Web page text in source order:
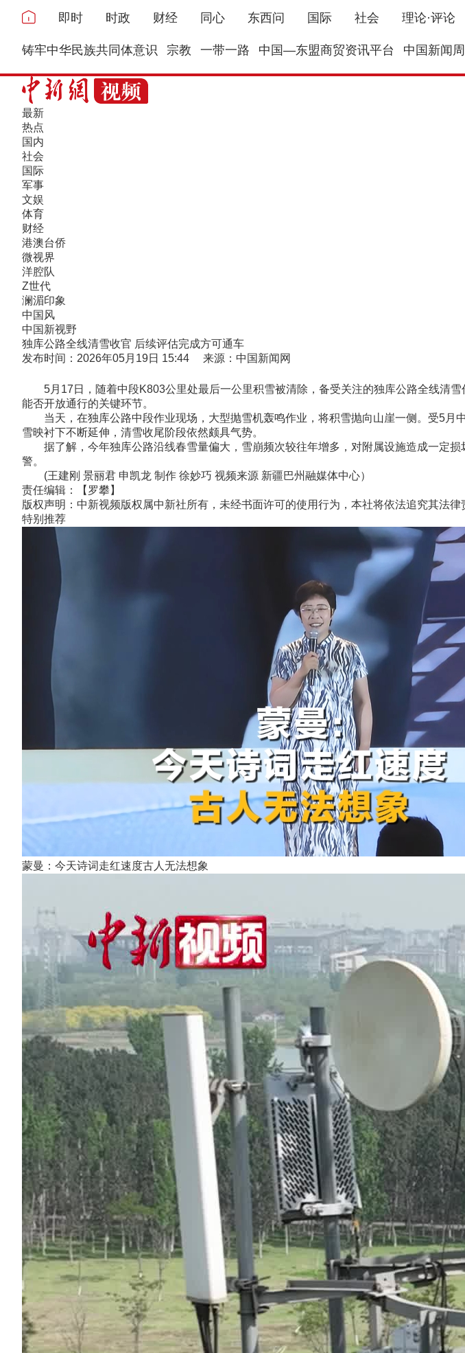
即时 时政 财经 同心 东西问 国际 社会 理论·评论
铸牢中华民族共同体意识 宗教 一带一路 中国—东盟商贸资讯平台 中国新闻周
最新
热点
国内
社会
国际
军事
文娱
体育
财经
港澳台侨
微视界
洋腔队
Z世代
澜湄印象
中国风
中国新视野
独库公路全线清雪收官 后续评估完成方可通车
发布时间：2026年05月19日 15:44 来源：中国新闻网
5月17日，随着中段K803公里处最后一公里积雪被清除，备受关注的独库公路全线清
能否开放通行的关键环节。
当天，在独库公路中段作业现场，大型抛雪机轰鸣作业，将积雪抛向山崖一侧。受5月
雪映衬下不断延伸，清雪收尾阶段依然颇具气势。
据了解，今年独库公路沿线春雪量偏大，雪崩频次较往年增多，对附属设施造成一定损
警。
(王建刚 景丽君 申凯龙 制作 徐妙巧 视频来源 新疆巴州融媒体中心）
责任编辑：【罗攀】
版权声明：中新视频版权属中新社所有，未经书面许可的使用行为，本社将依法追究其法律
特别推荐
蒙曼：今天诗词走红速度古人无法想象